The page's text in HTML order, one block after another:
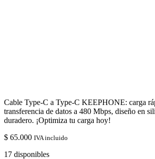
Cable Type-C a Type-C KEEPHONE: carga
transferencia de datos a 480 Mbps, diseño en
duradero. ¡Optimiza tu carga hoy!
$ 65.000 IVA incluido
17 disponibles